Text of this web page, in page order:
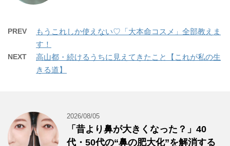
PREV
もうこれしか使えない♡「大本命コスメ」全部教えま
す！
NEXT
高山都・続けるうちに見えてきたこと【これが私の生
きる道】
2026/08/05
「昔より鼻が大きくなった？」40
代・50代の“鼻の肥大化”を解消する